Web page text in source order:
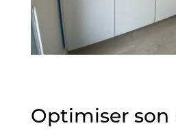
Optimiser son